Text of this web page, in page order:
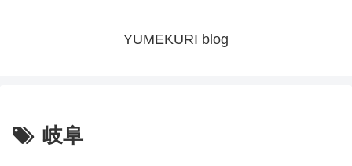
YUMEKURI blog
岐阜